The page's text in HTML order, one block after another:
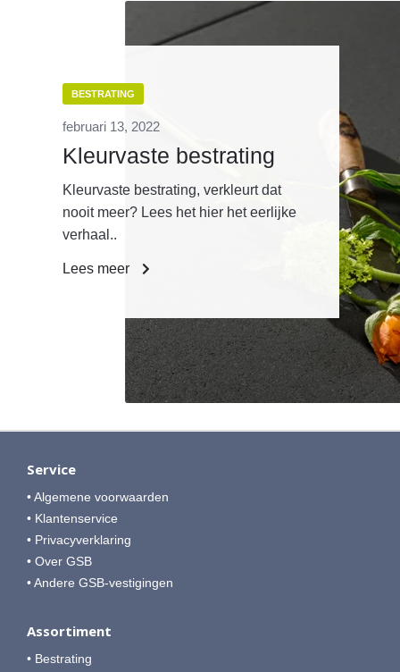
BESTRATING
februari 13, 2022
Kleurvaste bestrating
Kleurvaste bestrating, verkleurt dat
nooit meer? Lees het hier het eerlijke
verhaal..
Lees meer
Service
• Algemene voorwaarden
• Klantenservice
• Privacyverklaring
• Over GSB
• Andere GSB-vestigingen
Assortiment
• Bestrating